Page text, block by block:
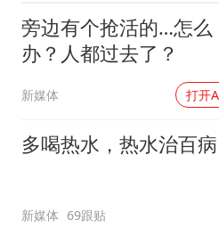
旁边有个抢活的…怎么
办？人都过去了？
新媒体 打开
多喝热水，热水治百病
新媒体 69跟贴